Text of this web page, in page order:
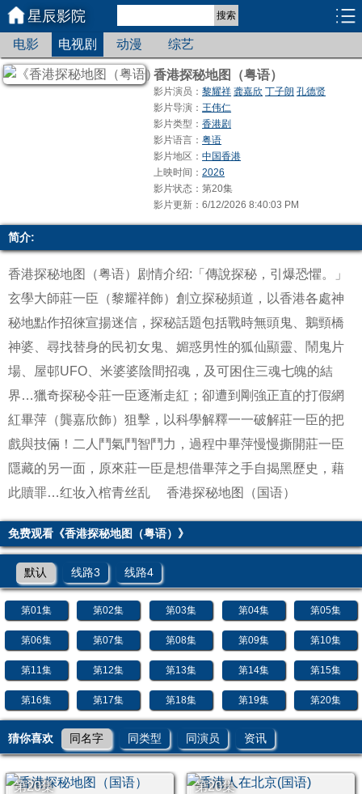
星辰影院 搜索
电影 电视剧 动漫 综艺
香港探秘地图（粤语）
影片演员：黎耀祥 龚嘉欣 丁子朗 孔德贤
影片导演：王伟仁
影片类型：香港剧
影片语言：粤语
影片地区：中国香港
上映时间：2026
影片状态：第20集
影片更新：6/12/2026 8:40:03 PM
简介:
香港探秘地图（粤语）剧情介绍:「傳說探秘，引爆恐懼。」
玄學大師莊一臣（黎耀祥飾）創立探秘頻道，以香港各處神
秘地點作招徠宣揚迷信，探秘話題包括戰時無頭鬼、鵝頸橋
神婆、尋找替身的民初女鬼、媚惑男性的狐仙顯靈、鬧鬼片
場、屋邨UFO、米婆婆陰間招魂，及可困住三魂七魄的結
界…獵奇探秘令莊一臣逐漸走紅；卻遭到剛強正直的打假網
紅畢萍（龔嘉欣飾）狙擊，以科學解釋一一破解莊一臣的把
戲與技倆！二人鬥氣鬥智鬥力，過程中畢萍慢慢撕開莊一臣
隱藏的另一面，原來莊一臣是想借畢萍之手自揭黑歷史，藉
此贖罪…红妆入棺青丝乱 香港探秘地图（国语）
免费观看《香港探秘地图（粤语）》
默认 线路3 线路4
第01集 第02集 第03集 第04集 第05集
第06集 第07集 第08集 第09集 第10集
第11集 第12集 第13集 第14集 第15集
第16集 第17集 第18集 第19集 第20集
猜你喜欢 同名字 同类型 同演员 资讯
第20集 第20集